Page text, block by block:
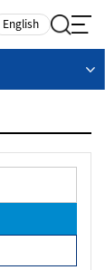
English